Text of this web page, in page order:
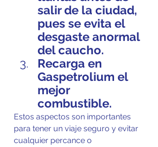
salir de la ciudad,
pues se evita el
desgaste anormal
del caucho.
Recarga en
Gaspetrolium el
mejor
combustible.
Estos aspectos son importantes
para tener un viaje seguro y evitar
cualquier percance o